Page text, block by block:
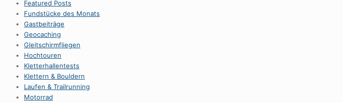
Featured Posts
Fundstücke des Monats
Gastbeiträge
Geocaching
Gleitschirmfliegen
Hochtouren
Kletterhallentests
Klettern & Bouldern
Laufen & Trailrunning
Motorrad